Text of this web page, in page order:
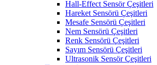
Hall-Effect Sensör Çeşitleri
Hareket Sensörü Çeşitleri
Mesafe Sensörü Çeşitleri
Nem Sensörü Çeşitleri
Renk Sensörü Çeşitleri
Sayım Sensörü Çeşitleri
Ultrasonik Sensör Çeşitleri